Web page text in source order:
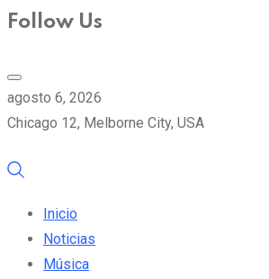
Follow Us
agosto 6, 2026
Chicago 12, Melborne City, USA
Inicio
Noticias
Música